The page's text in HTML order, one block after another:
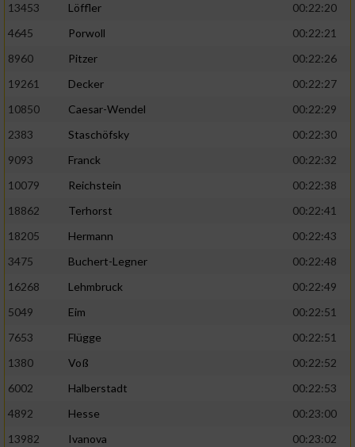
13453
Löffler
00:22:20
4645
Porwoll
00:22:21
8960
Pitzer
00:22:26
19261
Decker
00:22:27
10850
Caesar-Wendel
00:22:29
2383
Staschöfsky
00:22:30
9093
Franck
00:22:32
10079
Reichstein
00:22:38
18862
Terhorst
00:22:41
18205
Hermann
00:22:43
3475
Buchert-Legner
00:22:48
16268
Lehmbruck
00:22:49
5049
Eim
00:22:51
7653
Flügge
00:22:51
1380
Voß
00:22:52
6002
Halberstadt
00:22:53
4892
Hesse
00:23:00
13982
Ivanova
00:23:02